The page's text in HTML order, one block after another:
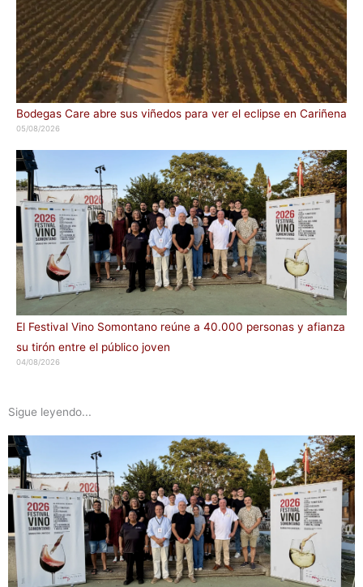
Bodegas Care abre sus viñedos para ver el eclipse en Cariñena
05/08/2026
El Festival Vino Somontano reúne a 40.000 personas y afianza
su tirón entre el público joven
04/08/2026
Sigue leyendo...